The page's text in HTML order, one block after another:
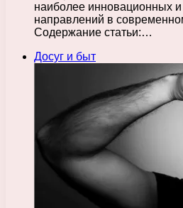
наиболее инновационных
направлений в
Содержание статьи:…
Досуг и быт